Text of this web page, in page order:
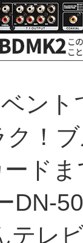
ン
！
ド
DN-
テレ